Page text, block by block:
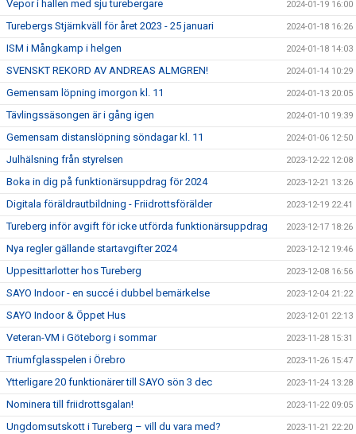
Vepor i hallen med sju turebergare 2024-01-19 16:00
Turebergs Stjärnkväll för året 2023 - 25 januari 2024-01-18 16:26
ISM i Mångkamp i helgen 2024-01-18 14:03
SVENSKT REKORD AV ANDREAS ALMGREN! 2024-01-14 10:29
Gemensam löpning imorgon kl. 11 2024-01-13 20:05
Tävlingssäsongen är i gång igen 2024-01-10 19:39
Gemensam distanslöpning söndagar kl. 11 2024-01-06 12:50
Julhälsning från styrelsen 2023-12-22 12:08
Boka in dig på funktionärsuppdrag för 2024 2023-12-21 13:26
Digitala föräldrautbildning - Friidrottsförälder 2023-12-19 22:41
Tureberg inför avgift för icke utförda funktionärsuppdrag 2023-12-17 18:26
Nya regler gällande startavgifter 2024 2023-12-12 19:46
Uppesittarlotter hos Tureberg 2023-12-08 16:56
SAYO Indoor - en succé i dubbel bemärkelse 2023-12-04 21:22
SAYO Indoor & Öppet Hus 2023-12-01 22:13
Veteran-VM i Göteborg i sommar 2023-11-28 15:31
Triumfglasspelen i Örebro 2023-11-26 15:47
Ytterligare 20 funktionärer till SAYO sön 3 dec 2023-11-24 13:28
Nominera till friidrottsgalan! 2023-11-22 09:05
Ungdomsutskott i Tureberg – vill du vara med? 2023-11-21 22:20